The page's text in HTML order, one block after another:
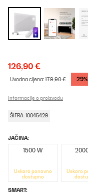
126,90 €
Uvodna cijena:179,90 € -29%
Informacije o proizvodu
ŠIFRA: 10045429
JAČINA:
1500 W
Uskoro ponovno
dostupno
Uskoro
SMART: